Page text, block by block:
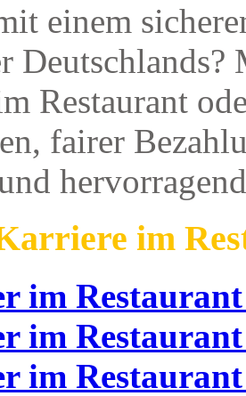
einem
Deutschlands?
Restaurant
fairer
im
im
im
im